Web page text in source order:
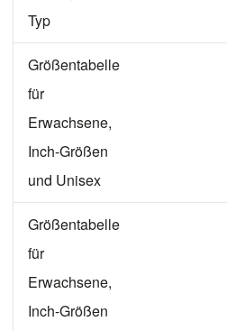
Typ
Größentabelle
für
Erwachsene,
Inch-Größen
und Unisex
Größentabelle
für
Erwachsene,
Inch-Größen